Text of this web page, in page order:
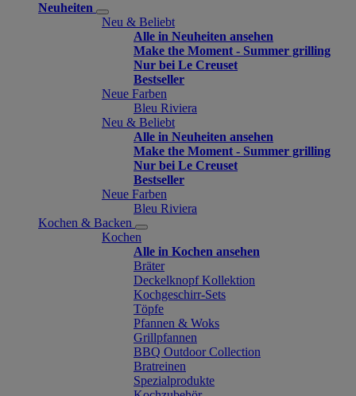
Neuheiten
Neu & Beliebt
Alle in Neuheiten ansehen
Make the Moment - Summer grilling
Nur bei Le Creuset
Bestseller
Neue Farben
Bleu Riviera
Neu & Beliebt
Alle in Neuheiten ansehen
Make the Moment - Summer grilling
Nur bei Le Creuset
Bestseller
Neue Farben
Bleu Riviera
Kochen & Backen
Kochen
Alle in Kochen ansehen
Bräter
Deckelknopf Kollektion
Kochgeschirr-Sets
Töpfe
Pfannen & Woks
Grillpfannen
BBQ Outdoor Collection
Bratreinen
Spezialprodukte